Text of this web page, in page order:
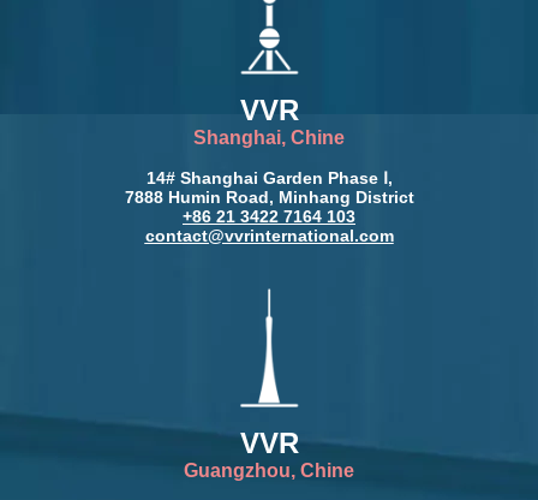
VVR
Shanghai, Chine
14# Shanghai Garden Phase Ⅰ,
7888 Humin Road, Minhang District
+86 21 3422 7164 103
contact@vvrinternational.com
VVR
Guangzhou, Chine